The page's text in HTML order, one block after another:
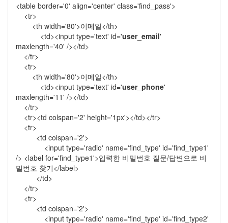
<table border='0' align='center' class='find_pass'>
<tr>
<th width='80'>이메일</th>
<td><input type='text' id='user_email'
maxlength='40' /></td>
</tr>
<tr>
<th width='80'>이메일</th>
<td><input type='text' id='user_phone'
maxlength='11' /></td>
</tr>
<tr><td colspan='2' height='1px'></td></tr>
<tr>
<td colspan='2'>
<input type='radio' name='find_type' id='find_type1'
/> <label for='find_type1'>입력한 비밀번호 질문/답변으로 비
밀번호 찾기</label>
</td>
</tr>
<tr>
<td colspan='2'>
<input type='radio' name='find_type' id='find_type2'